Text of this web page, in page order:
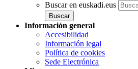
Buscar en euskadi.eus
Información general
Accesibilidad
Información legal
Política de cookies
Sede Electrónica